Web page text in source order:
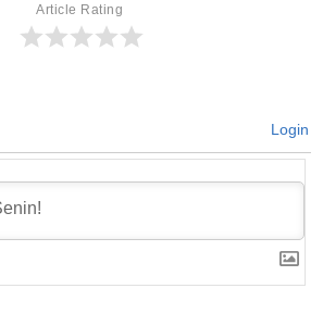
Article Rating
Login